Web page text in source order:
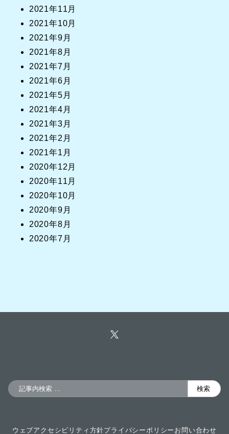
2021年11月
2021年10月
2021年9月
2021年8月
2021年7月
2021年6月
2021年5月
2021年4月
2021年3月
2021年2月
2021年1月
2020年12月
2020年11月
2020年10月
2020年9月
2020年8月
2020年7月
検
検索
ウェブアクセシビリティ方針プライバシーポリシー お問い合わせ